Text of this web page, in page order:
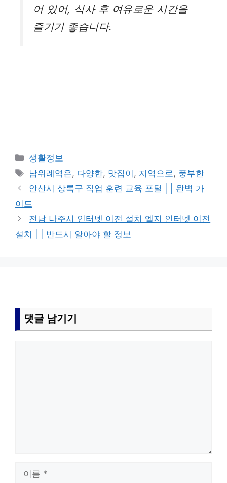
어 있어, 식사 후 여유로운 시간을
즐기기 좋습니다.
카
테
고
리
생활정보
태
그
남위례역은, 다양한, 맛집이 , 지역으로 , 풍부한
안산시 상록구 직업 훈련 교육 포털 | | 완벽 가
이드
전남 나주시 인터넷 이전 설치 엘지 인터넷 이전
설치 | | 반드시 알아야 할 정보
댓글 남기기